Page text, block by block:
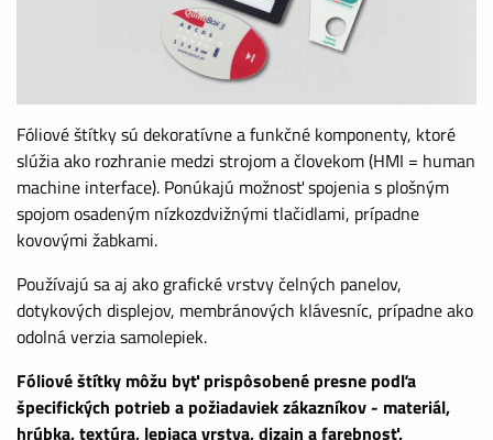
Fóliové štítky sú dekoratívne a funkčné komponenty, ktoré
slúžia ako rozhranie medzi strojom a človekom (HMI = human
machine interface). Ponúkajú možnosť spojenia s plošným
spojom osadeným nízkozdvižnými tlačidlami, prípadne
kovovými žabkami.
Používajú sa aj ako grafické vrstvy čelných panelov,
dotykových displejov, membránových klávesníc, prípadne ako
odolná verzia samolepiek.
Fóliové štítky môžu byť prispôsobené presne podľa
špecifických potrieb a požiadaviek zákazníkov - materiál,
hrúbka, textúra, lepiaca vrstva, dizajn a farebnosť,